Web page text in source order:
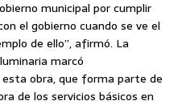
municipal por cumplir
el gobierno cuando se ve el
de ello”, afirmó. La
marcó
obra, que forma parte de
de los servicios básicos en